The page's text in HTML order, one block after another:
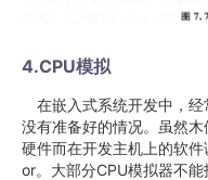
4.CPU模拟
在嵌入式系统开发中，经
没有准备好的情况。虽然
硬件而在开发主机上的软
or。大部分CPU模拟器不